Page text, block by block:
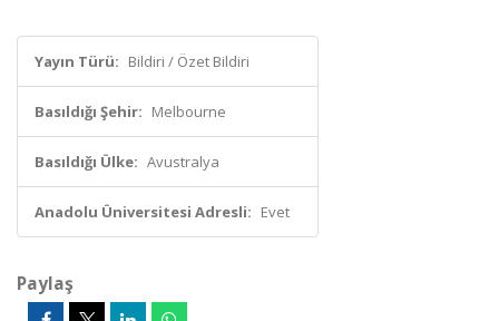
Yayın Türü: Bildiri / Özet Bildiri
Basıldığı Şehir: Melbourne
Basıldığı Ülke: Avustralya
Anadolu Üniversitesi Adresli: Evet
Paylaş